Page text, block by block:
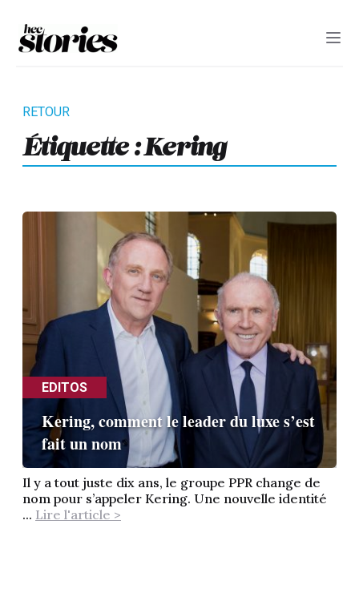
Étiquette : Kering
EDITOS
Kering, comment le leader du luxe s’est
fait un nom
Il y a tout juste dix ans, le groupe PPR change de
nom pour s’appeler Kering. Une nouvelle identité
... Lire l'article >